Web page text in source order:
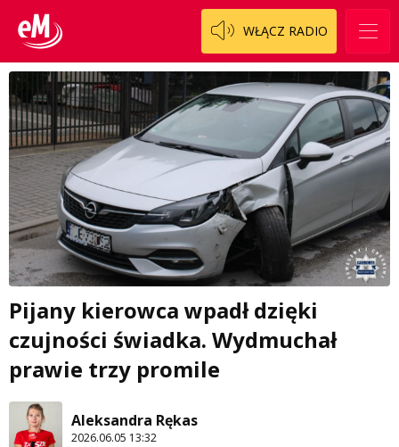
WŁĄCZ RADIO
Pijany kierowca wpadł dzięki
czujności świadka. Wydmuchał
prawie trzy promile
Aleksandra Rękas
2026.06.05 13:32